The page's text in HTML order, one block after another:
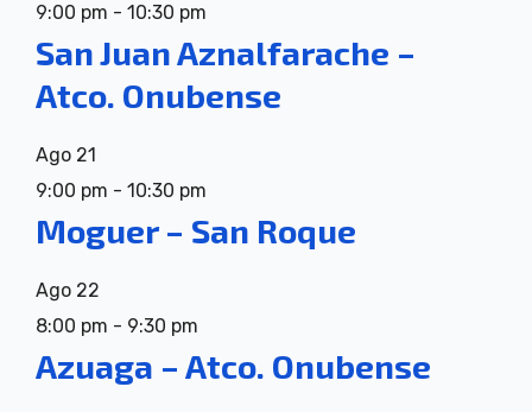
9:00 pm - 10:30 pm
San Juan Aznalfarache –
Atco. Onubense
Ago 21
9:00 pm - 10:30 pm
Moguer – San Roque
Ago 22
8:00 pm - 9:30 pm
Azuaga – Atco. Onubense